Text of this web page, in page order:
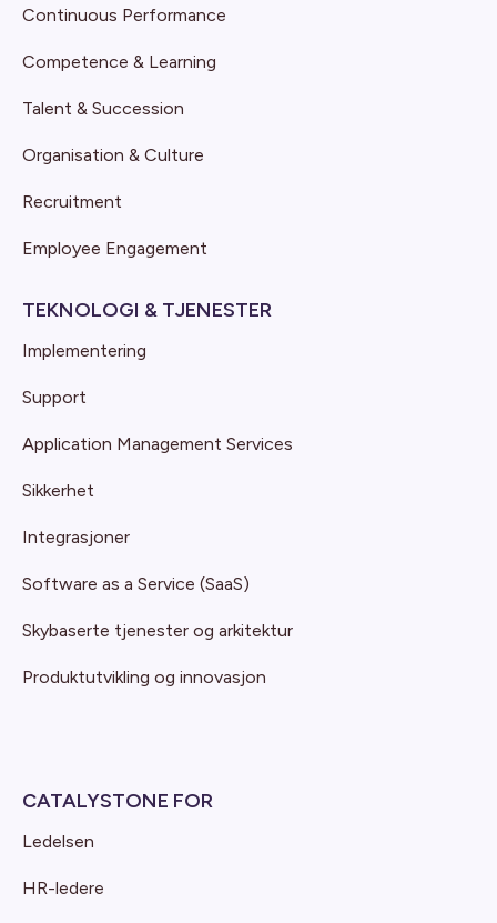
Continuous Performance
Competence & Learning
Talent & Succession
Organisation & Culture
Recruitment
Employee Engagement
TEKNOLOGI & TJENESTER
Implementering
Support
Application Management Services
Sikkerhet
Integrasjoner
Software as a Service (SaaS)
Skybaserte tjenester og arkitektur
Produktutvikling og innovasjon
CATALYSTONE FOR
Ledelsen
HR-ledere